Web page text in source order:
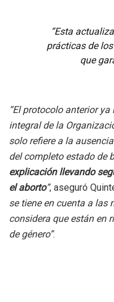
“Esta
prácticas de
que
“El protocolo anterior
integral de la
solo refiere a la
del completo estado de
explicación llevando
el aborto”, aseguró
se tiene en cuenta a las
considera que están en
de género”.